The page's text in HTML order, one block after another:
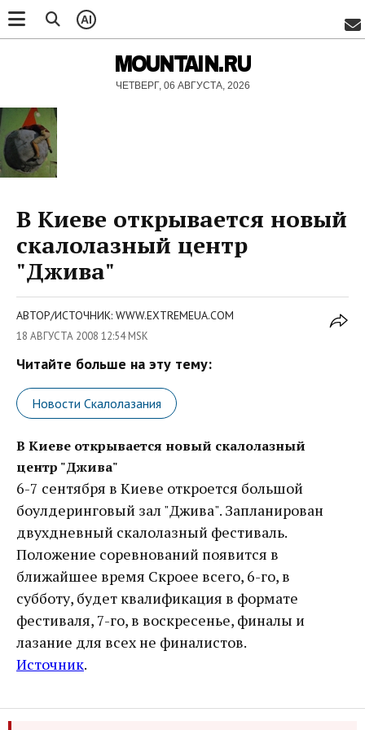
AI
MOUNTAIN.RU
ЧЕТВЕРГ, 06 АВГУСТА, 2026
В Киеве открывается новый
скалолазный центр
"Джива"
АВТОР/ИСТОЧНИК: WWW.EXTREMEUA.COM
18 АВГУСТА 2008 12:54 MSK
Читайте больше на эту тему:
Новости Скалолазания
В Киеве открывается новый скалолазный
центр "Джива"
6-7 сентября в Киеве откроется большой
боулдеринговый зал "Джива". Запланирован
двухдневный скалолазный фестиваль.
Положение соревнований появится в
ближайшее время Скроее всего, 6-го, в
субботу, будет квалификация в формате
фестиваля, 7-го, в воскресенье, финалы и
лазание для всех не финалистов.
Источник.